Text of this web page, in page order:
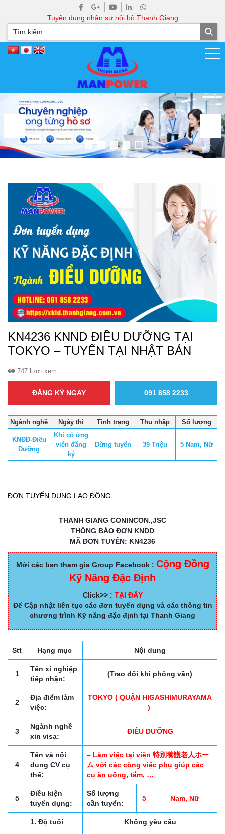
Tuyển dụng nhân sự nội bộ Thanh Giang
KN4236 KNND ĐIỀU DƯỠNG TẠI
TOKYO – TUYỂN TẠI NHẬT BẢN
747 lượt xem
ĐĂNG KÝ NGAY 091 858 2233
Ngành nghề Ngày thi Tình trạng Thu nhập Số lượng
KNĐĐ-Điều
Dưỡng
Khi có ứng
viên đăng
ký
Dừng tuyển 39 Triệu 5 Nam, Nữ
ĐƠN TUYỂN DỤNG LAO ĐỘNG
THANH GIANG CONINCON.,JSC
THÔNG BÁO ĐƠN KNDD
MÃ ĐƠN TUYỂN: KN4236
Mời các bạn tham gia Group Facebook : Cộng Đồng
Kỹ Năng Đặc Định
Click>> : TẠI ĐÂY
Để Cập nhật liên tục các đơn tuyển dụng và các thông tin
chương trình Kỹ năng đặc định tại Thanh Giang
Stt Hạng mục Nội dung
1
Tên xí nghiệp
tiếp nhận:
(Trao đổi khi phỏng vấn)
2
Địa điểm làm
việc:
TOKYO ( QUẬN HIGASHIMURAYAMA
)
3
Ngành nghề
xin visa:
ĐIỀU DƯỠNG
4
Tên và nội
dung CV cụ
thể:
– Làm việc tại viện 特別養護老人ホー
ム với các công việc phụ giúp các
cụ ăn uống, tắm, …
5
Điều kiện
tuyển dụng:
Số lượng
cần tuyển:
5 Nam, Nữ
1. Độ tuổi Không yêu cầu